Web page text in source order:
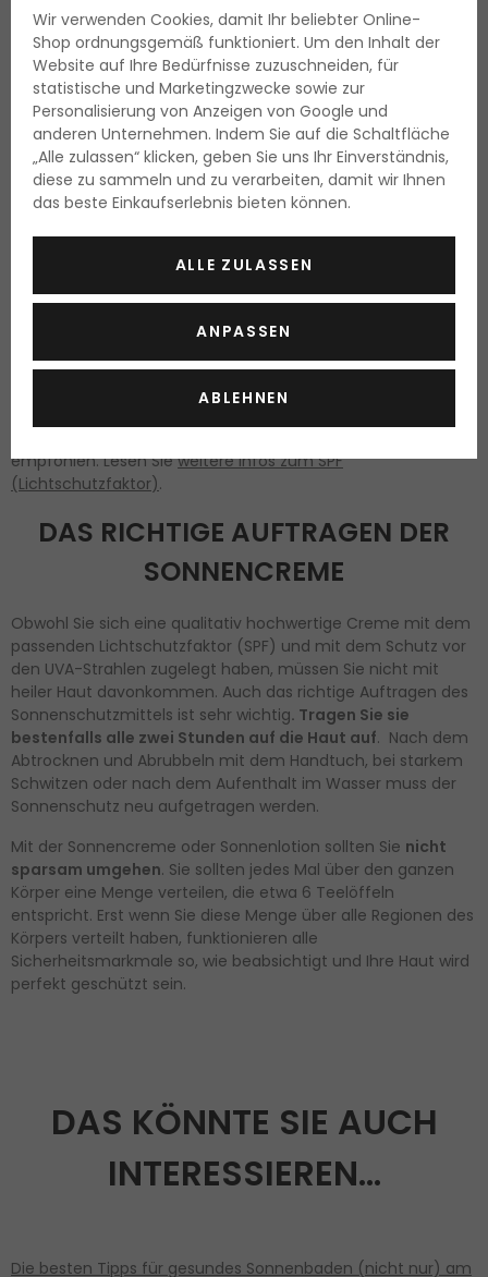
Schutz vor den UVB-Strahlen von Bedeutung. Wählen Sie
solch eine Sonnencreme, die Sievor beiden Typen der
Strahlen – vor den UVA- und UVB-Strahlen – schützt
WAS SAGT DER SPF AUS?
Dieser Begriff geht auf das englische Kürzel für Sun
Protection Factor zurück und ist also die Abkürzung für
Sonnen bzw. Lichtschutzfaktor (LSF). Der Lichtschutzfaktor
sagt aus, welche Menge der UVB-Strahlen die jeweilige
Sonnencreme blockieren kann. Was bezeichnet also der
Fachleute sind sich einig, dass für einen Sommerurlaub
blockt ganze 97 % der UVB-Strahlen ab. Der
Lichtschutzfaktor 50 blockt 98 % ab. Der SPF 15 schützt Ihre
empfohlen. Lesen Sieweitere Infos zum SPF
(Lichtschutzfaktor).
DAS RICHTIGE AUFTRAGEN DER
SONNENCREME
Obwohl Sie sich eine qualitativ hochwertige Creme mit dem
passenden Lichtschutzfaktor (SPF) und mit dem Schutz vor
den UVA-Strahlen zugelegt haben, müssen Sie nicht mit
heiler Haut davonkommen. Auch das richtige Auftragen des
Sonnenschutzmittels ist sehr wichtig. Tragen Sie sie
bestenfalls alle zwei Stunden auf die Haut auf. Nach dem
Abtrocknen und Abrubbeln mit dem Handtuch, bei starkem
Schwitzen oder nach dem Aufenthalt im Wasser muss der
Sonnenschutz neu aufgetragen werden.
Mit der Sonnencreme oder Sonnenlotion sollten Sie nicht
sparsam umgehen. Sie sollten jedes Mal über den ganzen
Körper eine Menge verteilen, die etwa 6 Teelöffeln
entspricht. Erst wenn Sie diese Menge über alle Regionen des
Körpers verteilt haben, funktionieren alle
Sicherheitsmarkmale so, wie beabsichtigt und Ihre Haut wird
perfekt geschützt sein.
DAS KÖNNTE SIE AUCH
INTERESSIEREN…
Die besten Tipps für gesundes Sonnenbaden (nicht nur) am
Wir verwenden Cookies, damit Ihr beliebter Online-
Shop ordnungsgemäß funktioniert. Um den Inhalt der
Website auf Ihre Bedürfnisse zuzuschneiden, für
statistische und Marketingzwecke sowie zur
Personalisierung von Anzeigen von Google und
anderen Unternehmen. Indem Sie auf die Schaltfläche
„Alle zulassen“ klicken, geben Sie uns Ihr Einverständnis,
diese zu sammeln und zu verarbeiten, damit wir Ihnen
das beste Einkaufserlebnis bieten können.
ALLE ZULASSEN
ANPASSEN
ABLEHNEN